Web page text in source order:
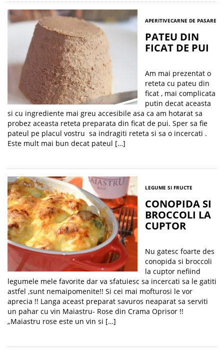
APERITIVECARNE DE PASARE
PATEU DIN
FICAT DE PUI
Am mai prezentat o
reteta cu pateu din
ficat , mai complicata
putin decat aceasta
si cu ingrediente mai greu accesibile asa ca am hotarat sa
probez aceasta reteta preparata din ficat de pui. Sper sa fie
pateul pe placul vostru sa indragiti reteta si sa o incercati .
Este mult mai bun decat pateul […]
LEGUME SI FRUCTE
CONOPIDA SI
BROCCOLI LA
CUPTOR
Nu gatesc foarte des
conopida si broccoli
la cuptor nefiind
legumele mele favorite dar va sfatuiesc sa incercati sa le gatiti
astfel ,sunt nemaipomenite!! Si cei mai mofturosi le vor
aprecia !! Langa aceast preparat savuros neaparat sa serviti
un pahar cu vin Maiastru- Rose din Crama Oprisor !!
„Maiastru rose este un vin si […]